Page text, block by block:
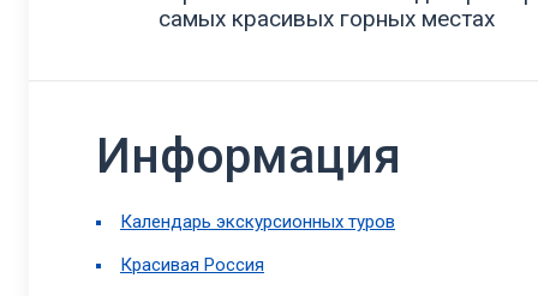
самых красивых горных местах
Информация
Календарь экскурсионных туров
Красивая Россия